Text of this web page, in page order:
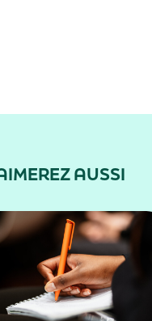
AUSSI